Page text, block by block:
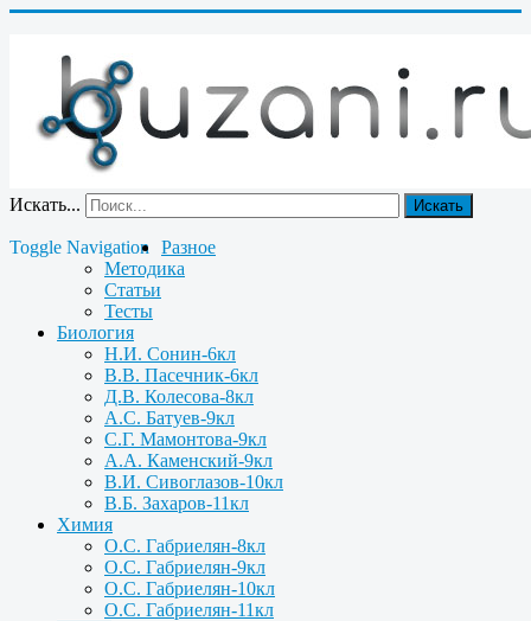
Искать... Искать
Toggle Navigation
Разное
Методика
Статьи
Тесты
Биология
Н.И. Сонин-6кл
В.В. Пасечник-6кл
Д.В. Колесова-8кл
А.С. Батуев-9кл
С.Г. Мамонтова-9кл
А.А. Каменский-9кл
В.И. Сивоглазов-10кл
В.Б. Захаров-11кл
Химия
О.С. Габриелян-8кл
О.С. Габриелян-9кл
О.С. Габриелян-10кл
О.С. Габриелян-11кл